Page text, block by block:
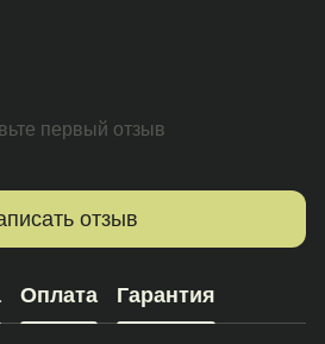
первый отзыв
отзыв
Оплата Гарантия